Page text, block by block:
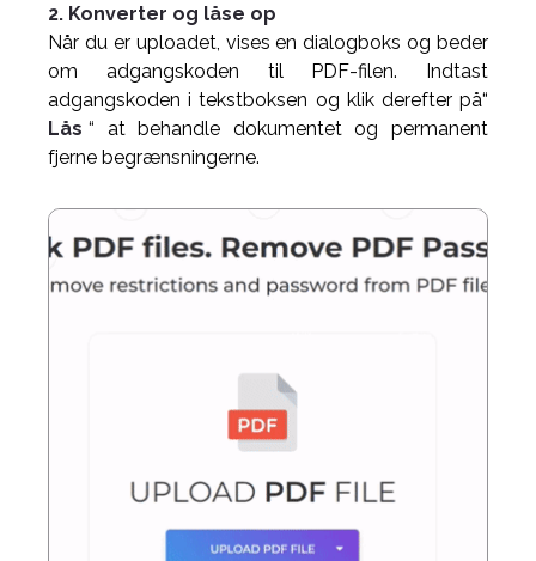
2. Konverter og låse op
Når du er uploadet, vises en dialogboks og beder
om adgangskoden til PDF-filen. Indtast
adgangskoden i tekstboksen og klik derefter på“
Lås “ at behandle dokumentet og permanent
fjerne begrænsningerne.